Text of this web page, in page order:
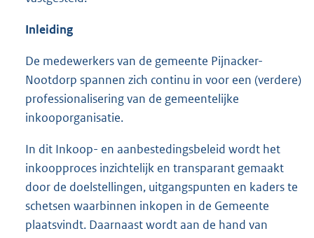
Inleiding
De medewerkers van de gemeente Pijnacker-
Nootdorp spannen zich continu in voor een (verdere)
professionalisering van de gemeentelijke
inkooporganisatie.
In dit Inkoop- en aanbestedingsbeleid wordt het
inkoopproces inzichtelijk en transparant gemaakt
door de doelstellingen, uitgangspunten en kaders te
schetsen waarbinnen inkopen in de Gemeente
plaatsvindt. Daarnaast wordt aan de hand van